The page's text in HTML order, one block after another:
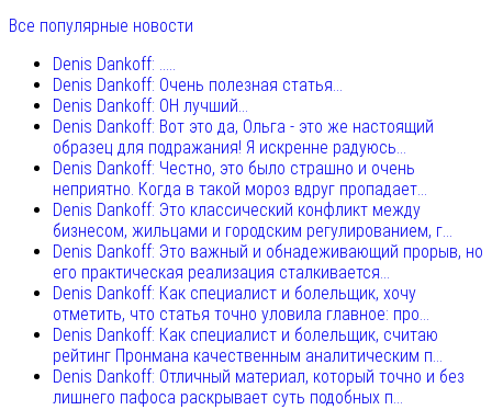
Все популярные новости
Denis Dankoff: .....
Denis Dankoff: Очень полезная статья...
Denis Dankoff: ОН лучший...
Denis Dankoff: Вот это да, Ольга - это же настоящий
образец для подражания! Я искренне радуюсь...
Denis Dankoff: Честно, это было страшно и очень
неприятно. Когда в такой мороз вдруг пропадает...
Denis Dankoff: Это классический конфликт между
бизнесом, жильцами и городским регулированием, г...
Denis Dankoff: Это важный и обнадеживающий прорыв, но
его практическая реализация сталкивается...
Denis Dankoff: Как специалист и болельщик, хочу
отметить, что статья точно уловила главное: про...
Denis Dankoff: Как специалист и болельщик, считаю
рейтинг Пронмана качественным аналитическим п...
Denis Dankoff: Отличный материал, который точно и без
лишнего пафоса раскрывает суть подобных п...